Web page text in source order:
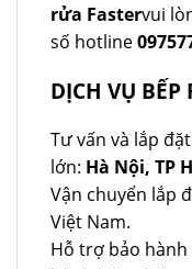
rửa Fastervui
số hotline
DỊCH VỤ BẾP
Tư vấn và lắp
lớn: Hà Nội, TP
Vận chuyển lắp
Việt Nam.
Hỗ trợ bảo